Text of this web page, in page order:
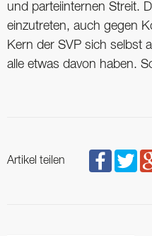
und parteiinternen Streit.
einzutreten, auch gegen
Kern der SVP sich selbst
alle etwas davon haben.
Artikel teilen